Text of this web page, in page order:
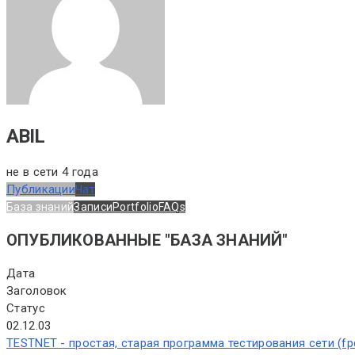
ABIL
не в сети 4 года
ПубликацииЧат
База знанийЗаписиPortfolioFAQs
ОПУБЛИКОВАННЫЕ "БАЗА ЗНАНИЙ"
Дата
Заголовок
Статус
02.12.03
TESTNET - простая, старая программа тестирования сети